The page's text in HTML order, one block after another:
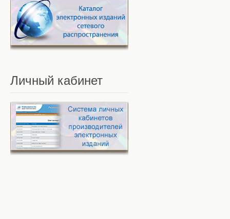
Личный кабинет